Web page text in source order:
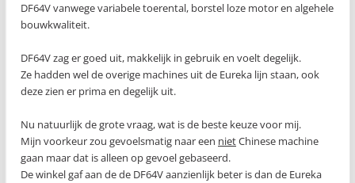
DF64V vanwege variabele toerental, borstel loze motor en algehele
bouwkwaliteit.
DF64V zag er goed uit, makkelijk in gebruik en voelt degelijk.
Ze hadden wel de overige machines uit de Eureka lijn staan, ook
deze zien er prima en degelijk uit.
Nu natuurlijk de grote vraag, wat is de beste keuze voor mij.
Mijn voorkeur zou gevoelsmatig naar een nietChinese machine
gaan maar dat is alleen op gevoel gebaseerd.
De winkel gaf aan de de DF64V aanzienlijk beter is dan de Eureka